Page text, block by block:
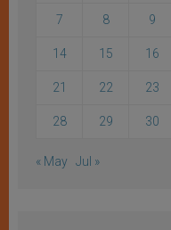
7 8 9
14 15 16
21 22 23
28 29 30
« May Jul »